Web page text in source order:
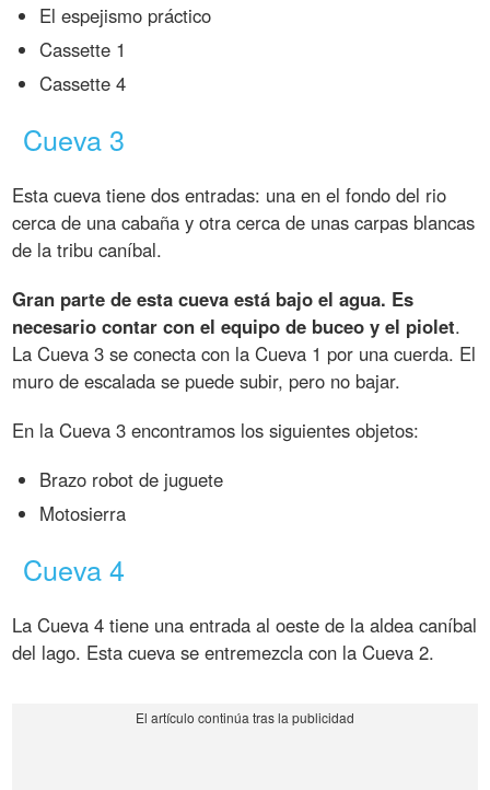
El espejismo práctico
Cassette 1
Cassette 4
Cueva 3
Esta cueva tiene dos entradas: una en el fondo del rio
cerca de una cabaña y otra cerca de unas carpas blancas
de la tribu caníbal.
Gran parte de esta cueva está bajo el agua. Es
necesario contar con el equipo de buceo y el piolet.
La Cueva 3 se conecta con la Cueva 1 por una cuerda. El
muro de escalada se puede subir, pero no bajar.
En la Cueva 3 encontramos los siguientes objetos:
Brazo robot de juguete
Motosierra
Cueva 4
La Cueva 4 tiene una entrada al oeste de la aldea caníbal
del lago. Esta cueva se entremezcla con la Cueva 2.